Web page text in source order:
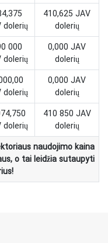
dolerių
410,625 JAV
dolerių
000
dolerių
0,000 JAV
dolerių
dolerių
0,000 JAV
dolerių
dolerių
410 850 JAV
dolerių
naudojimo kaina
o tai leidžia sutaupyti